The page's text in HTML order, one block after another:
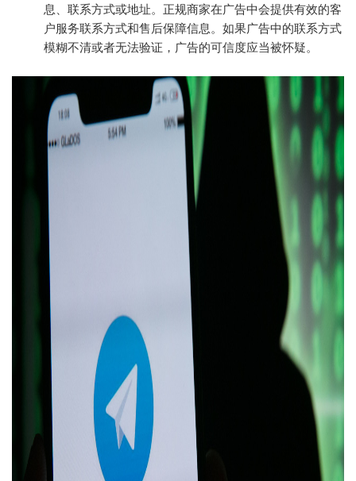
息、联系方式或地址。正规商家在广告中会提供有效的客
户服务联系方式和售后保障信息。如果广告中的联系方式
模糊不清或者无法验证，广告的可信度应当被怀疑。